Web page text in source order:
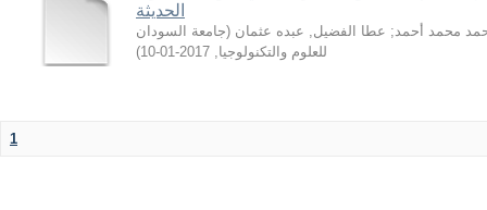
الحديثة
محمد أحمد; عطا الفضيل, عبده عثمان (جامعة السودان
للعلوم والتكنولوجيا,
2017-01-10
)
1